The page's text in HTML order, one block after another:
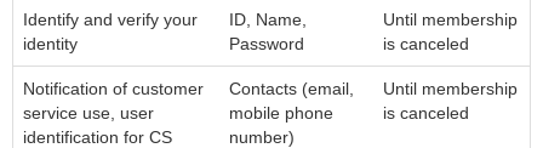
제공하는 서비스를 받는 회원 및 비회원을 말합니다.
'회원'이라 함은 “몰”에 회원등록을 한 자로서, 계속적으로
"몰"이 제공하는 서비스를 이용할 수 있는 자를 말합니다.
'비회원'이라 함은 회원에 가입하지 않고 "몰"이 제공하는
서비스를 이용하는 자를 말합니다.
Identify and verify your
identity
ID, Name,
Password
Until membership
is canceled
Notification of customer
service use, user
identification for CS
Contacts (email,
mobile phone
number)
Until membership
is canceled